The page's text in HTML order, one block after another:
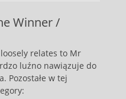
Winner /
relates to Mr
luźno nawiązuje do
Pozostałe w tej